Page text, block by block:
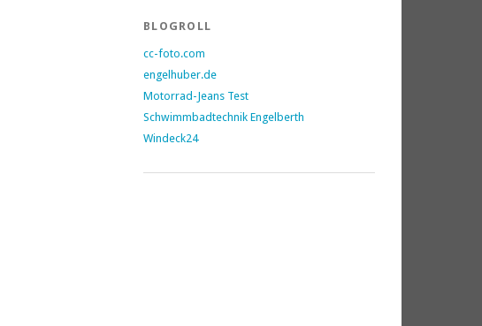
BLOGROLL
cc-foto.com
engelhuber.de
Motorrad-Jeans Test
Schwimmbadtechnik Engelberth
Windeck24